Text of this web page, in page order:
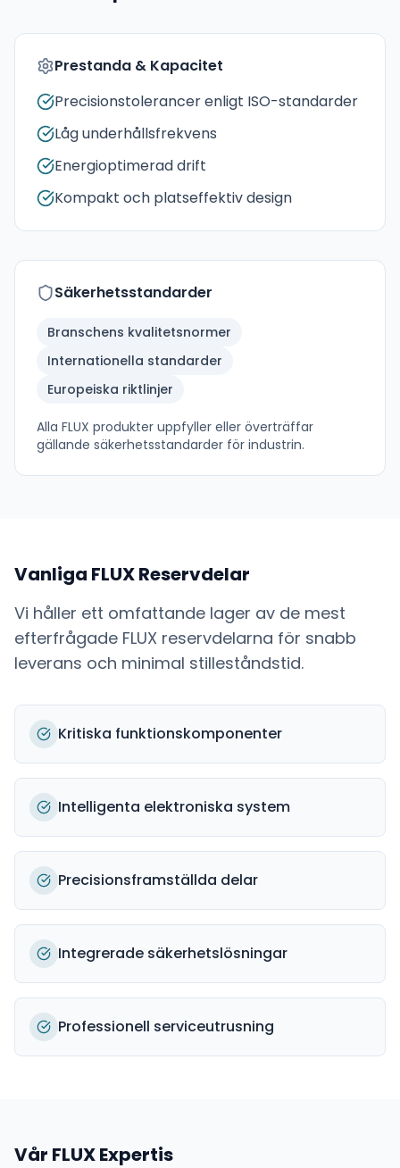
Prestanda & Kapacitet
Precisionstolerancer enligt ISO-standarder
Låg underhållsfrekvens
Energioptimerad drift
Kompakt och platseffektiv design
Säkerhetsstandarder
Branschens kvalitetsnormer
Internationella standarder
Europeiska riktlinjer
Alla FLUX produkter uppfyller eller överträffar
gällande säkerhetsstandarder för industrin.
Vanliga FLUXReservdelar
Vi håller ett omfattande lager av de mest
efterfrågade FLUX reservdelarna för snabb
leverans och minimal stilleståndstid.
Kritiska funktionskomponenter
Intelligenta elektroniska system
Precisionsframställda delar
Integrerade säkerhetslösningar
Professionell serviceutrusning
Vår FLUXExpertis